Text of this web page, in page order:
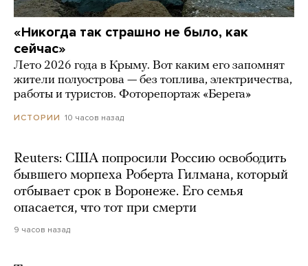
«Никогда так страшно не было, как
сейчас»
Лето 2026 года в Крыму. Вот каким его запомнят
жители полуострова — без топлива, электричества,
работы и туристов. Фоторепортаж «Берега»
ИСТОРИИ 10 часов назад
Reuters: США попросили Россию освободить
бывшего морпеха Роберта Гилмана, который
отбывает срок в Воронеже. Его семья
опасается, что тот при смерти
9 часов назад